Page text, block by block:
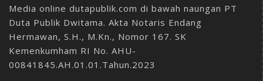
Media online dutapublik.com di bawah naungan PT
Duta Publik Dwitama. Akta Notaris Endang
Hermawan, S.H., M.Kn., Nomor 167. SK
Kemenkumham RI No. AHU-
00841845.AH.01.01.Tahun.2023